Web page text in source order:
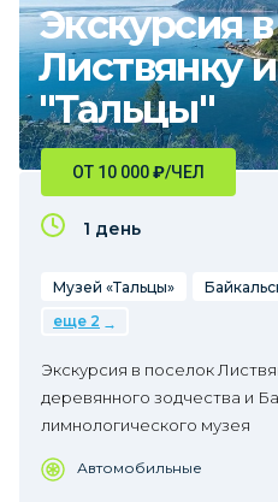
Экскурсия в
Листвянку и
"Тальцы"
ОТ 10 000₽/ЧЕЛ
1 день
Музей «Тальцы»
еще 2
Экскурсия в поселок
деревянного зодчества и
лимнологического музея
Автомобильные